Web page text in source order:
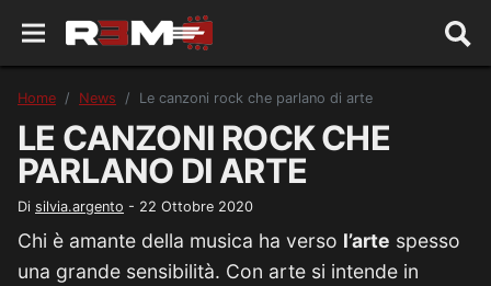
Home News Le canzoni rock che parlano di arte
LE CANZONI ROCK CHE
PARLANO DI ARTE
Di silvia.argento - 22 Ottobre 2020
Chi è amante della musica ha verso l’arte spesso
una grande sensibilità. Con arte si intende in